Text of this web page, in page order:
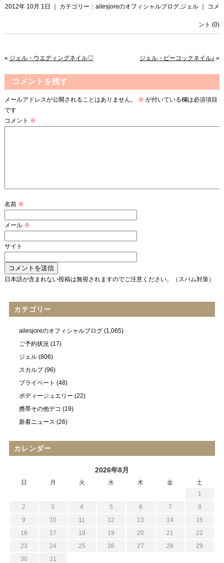
2012年 10月 1日 ｜ カテゴリー：ailesjoreのオフィシャルブログ,ジェル コメ
ント (0)
« ジェル・ウエディングネイル♡ ジェル・ピーコックネイル♪ »
コメントを残す
メールアドレスが公開されることはありません。 ※ が付いている欄は必須項目
です
コメント ※
名前 ※
メール ※
サイト
日本語が含まれない投稿は無視されますのでご注意ください。（スパム対策）
カテゴリー
ailesjoreのオフィシャルブログ(1,065)
ご予約状況(17)
ジェル(806)
スカルプ(96)
プライベート (48)
ボディージュエリー (22)
携帯その他デコ (19)
新着ニュース (26)
カレンダー
2026年8月
日 月 火 水 木 金
土
1
2
3 4 5 6 7
8
9
10 11 12 13 14
15
16
17 18 19 20 21
22
23
24 25 26 27 28
29
30
31